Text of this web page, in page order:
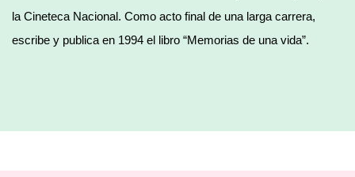
la Cineteca Nacional. Como acto final de una larga carrera,
escribe y publica en 1994 el libro “Memorias de una vida”.